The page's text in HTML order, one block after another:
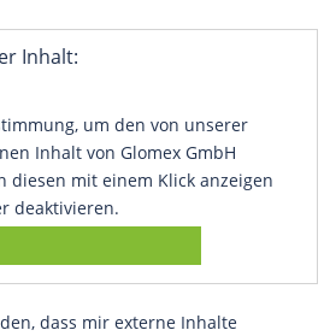
Inhalt:
um den von unserer
Inhalt von Glomex GmbH
diesen mit einem Klick anzeigen
deaktivieren.
dass mir externe Inhalte